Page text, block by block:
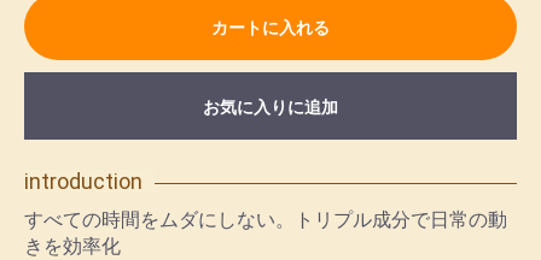
カートに入れる
お気に入りに追加
introduction
すべての​時間を​ムダに​しない。​トリプル成分で​日常の​動
きを​効率化